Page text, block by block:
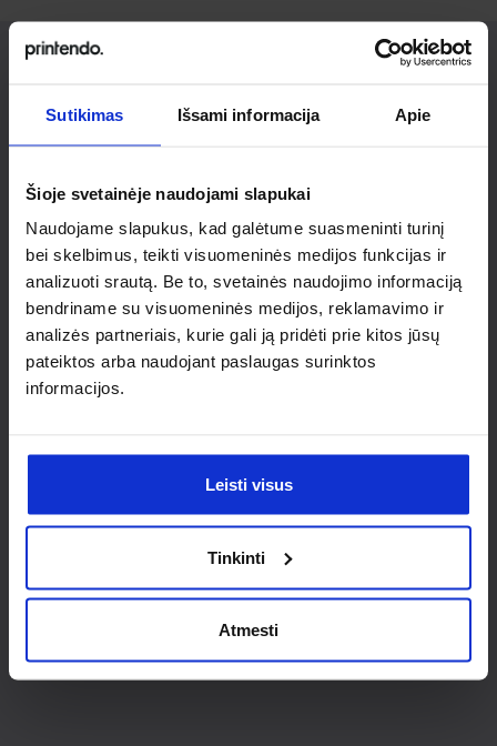
Sutikimas Išsami informacija Apie
Šioje svetainėje naudojami slapukai
Naudojame slapukus, kad galėtume suasmeninti turinį
bei skelbimus, teikti visuomeninės medijos funkcijas ir
analizuoti srautą. Be to, svetainės naudojimo informaciją
bendriname su visuomeninės medijos, reklamavimo ir
analizės partneriais, kurie gali ją pridėti prie kitos jūsų
pateiktos arba naudojant paslaugas surinktos
informacijos.
Leisti visus
Tinkinti
Atmesti
Ieškai
individualaus
sprendimo?
Susisiek su mumis dėl
nestandartinio produkto aptarimo.
Susisiekti